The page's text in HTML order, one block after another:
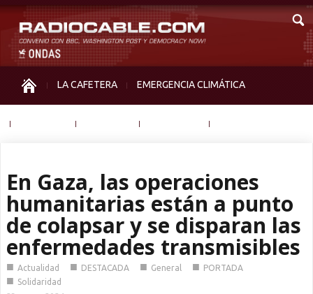
LA CAFETERA EMERGENCIA CLIMÁTICA
En Gaza, las operaciones
humanitarias están a punto
de colapsar y se disparan las
enfermedades transmisibles
■ Actualidad ■ DESTACADA ■ General ■ PORTADA
■ Solidaridad